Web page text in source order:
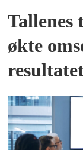
Tallenes
økte